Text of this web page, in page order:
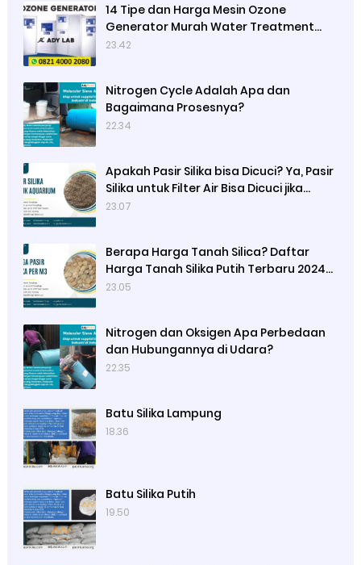
14 Tipe dan Harga Mesin Ozone
Generator Murah Water Treatment
merek Elitech | Ady Lab Jual Ozone
23.42
Nitrogen Cycle Adalah Apa dan
Bagaimana Prosesnya?
22.34
Apakah Pasir Silika bisa Dicuci? Ya, Pasir
Silika untuk Filter Air Bisa Dicuci jika
Sudah Kotor
23.07
Berapa Harga Tanah Silica? Daftar
Harga Tanah Silika Putih Terbaru 2024
di Ady Water
23.05
Nitrogen dan Oksigen Apa Perbedaan
dan Hubungannya di Udara?
22.35
Batu Silika Lampung
18.36
Batu Silika Putih
19.50